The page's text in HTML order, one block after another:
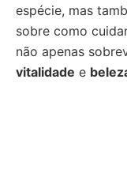
espécie, mas
sobre como
não apenas
vitalidade e